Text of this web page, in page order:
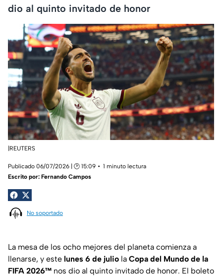
dio al quinto invitado de honor
|REUTERS
Publicado 06/07/2026 | 🕑 15:09
1 minuto lectura
Escrito por: Fernando Campos
No soportado
La mesa de los ocho mejores del planeta comienza a
llenarse, y este lunes 6 de julio la Copa del Mundo de la
FIFA 2026™ nos dio al quinto invitado de honor. El boleto